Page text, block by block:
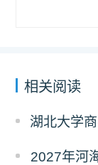
相关阅读